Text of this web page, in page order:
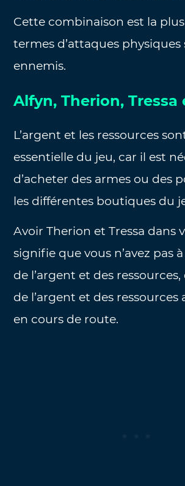
Cette combinaison est la
termes d’attaques physiques
ennemis.
Alfyn, Therion, Tressa
L’argent et les ressources
essentielle du jeu, car il est
d’acheter des armes ou des
les différentes boutiques du
Avoir Therion et Tressa dans
signifie que vous n’avez pas
de l’argent et des
de l’argent et des ressources
en cours de route.